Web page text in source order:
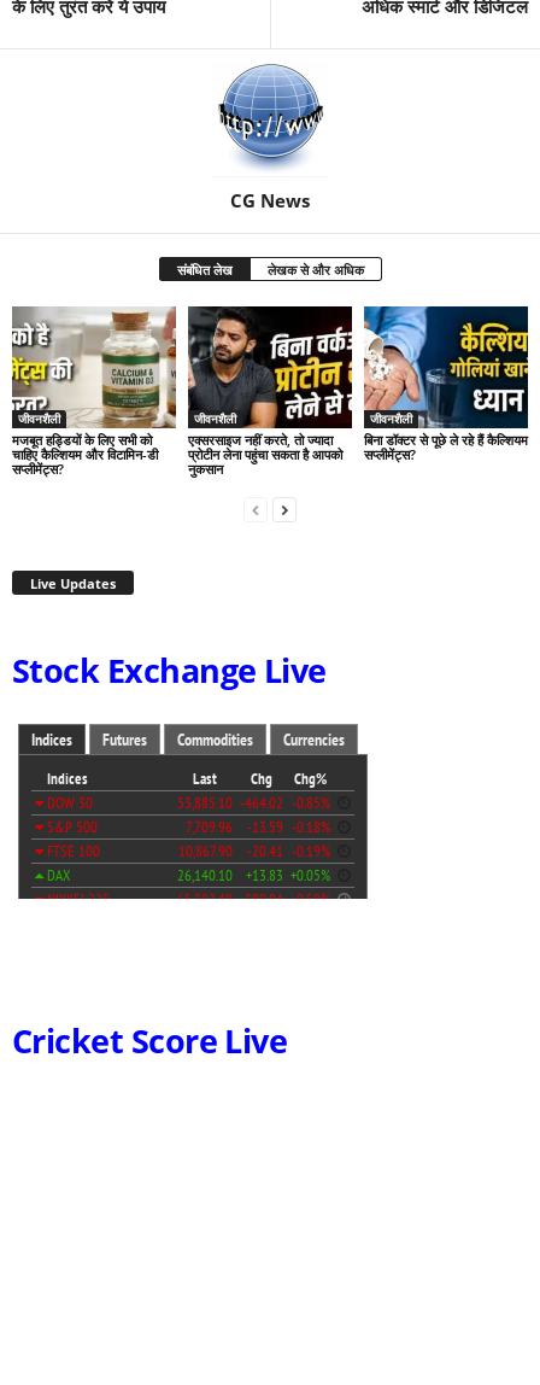
के लिए तुरंत करें ये उपाय अधिक स्मार्ट और डिजिटल
CG News
संबंधित लेख लेखक से और अधिक
जीवनशैली
मजबूत हड्डियों के लिए सभी को
चाहिए कैल्शियम और विटामिन-डी
सप्लीमेंट्स?
जीवनशैली
एक्सरसाइज नहीं करते, तो ज्यादा
प्रोटीन लेना पहुंचा सकता है आपको
नुकसान
जीवनशैली
बिना डॉक्टर से पूछे ले रहे हैं कैल्शियम
सप्लीमेंट्स?
Live Updates
Stock Exchange Live
Cricket Score Live